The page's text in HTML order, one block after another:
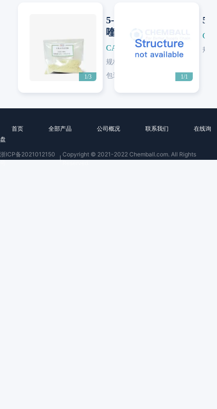
1/3
5-氯-8-羟基
喹啉
CAS: 130-16-5
规格:
包装:
1/1
5-
规
首页 全部产品 公司概况 联系我们
在线询
盘
浙ICP备2021012150
Copyright © 2021-2022 Chemball.com. All Rights